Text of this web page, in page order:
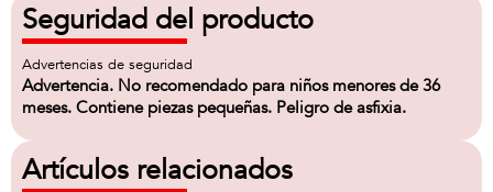
Seguridad del producto
Advertencias de seguridad
Advertencia. No recomendado para niños menores de 36
meses. Contiene piezas pequeñas. Peligro de asfixia.
Artículos relacionados